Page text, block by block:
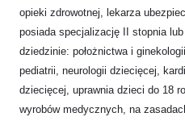
opieki zdrowotnej, lekarza
posiada specjalizację II stopnia
dziedzinie: położnictwa i
pediatrii, neurologii dziecięcej,
dziecięcej, uprawnia dzieci do 18
wyrobów medycznych, na